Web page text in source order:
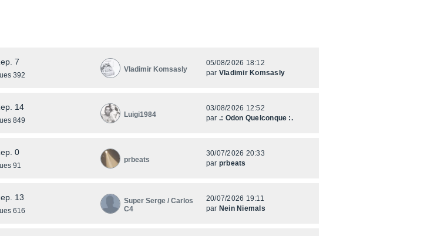
7
392
Vladimir Komsasly
05/08/2026 18:12
par Vladimir Komsasly
14
849
Luigi1984
03/08/2026 12:52
par .: Odon Quelconque :.
0
91
prbeats
30/07/2026 20:33
par prbeats
13
616
Super Serge / Carlos
C4
20/07/2026 19:11
par Nein Niemals